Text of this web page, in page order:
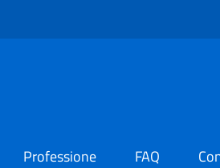
Professione FAQ